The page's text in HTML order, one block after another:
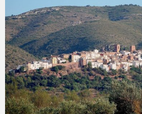
Concerts al Museu
Presentació del llibre &quot;La